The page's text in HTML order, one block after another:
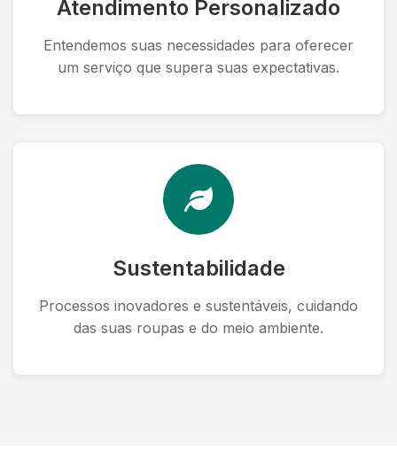
Atendimento Personalizado
Entendemos suas necessidades para oferecer
um serviço que supera suas expectativas.
Sustentabilidade
Processos inovadores e sustentáveis, cuidando
das suas roupas e do meio ambiente.